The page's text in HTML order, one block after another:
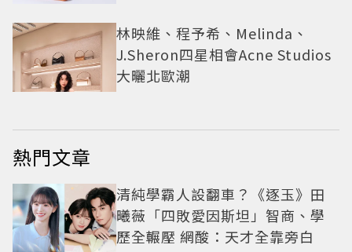
林映維、程予希、Melinda、
J.Sheron四星相會Acne Studios
大曬北歐潮
熱門文章
清純學霸人設翻車？《逐玉》田
曦薇「四敗愛因斯坦」智商、學
歷全輾壓 網酸：天才全靠旁白